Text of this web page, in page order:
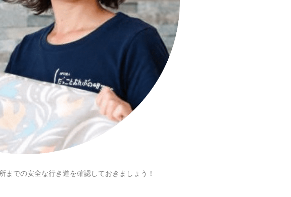
までの安全な行き道を確認しておきましょう！